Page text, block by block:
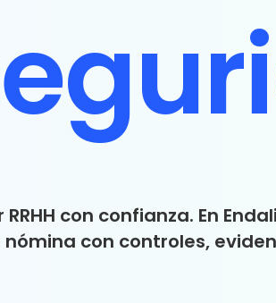
con confianza. En
con controles,